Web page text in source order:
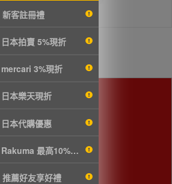
新客註冊禮
日本拍賣 5%現折
mercari 3%現折
日本樂天現折
日本代購優惠
Rakuma 最高10%現折
推薦好友享好禮
算。